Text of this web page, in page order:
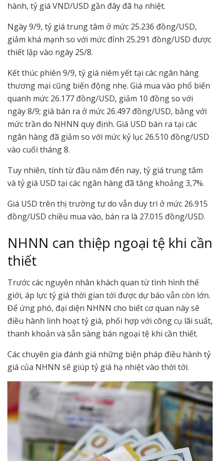
hành, tỷ giá VND/USD gần đây đã hạ nhiệt.
Ngày 9/9, tỷ giá trung tâm ở mức 25.236 đồng/USD,
giảm khá mạnh so với mức đỉnh 25.291 đồng/USD được
thiết lập vào ngày 25/8.
Kết thúc phiên 9/9, tỷ giá niêm yết tại các ngân hàng
thương mại cũng biến động nhẹ. Giá mua vào phổ biến
quanh mức 26.177 đồng/USD, giảm 10 đồng so với
ngày 8/9; giá bán ra ở mức 26.497 đồng/USD, bằng với
mức trần do NHNN quy định. Giá USD bán ra tại các
ngân hàng đã giảm so với mức kỷ lục 26.510 đồng/USD
vào cuối tháng 8.
Tuy nhiên, tính từ đầu năm đến nay, tỷ giá trung tâm
và tỷ giá USD tại các ngân hàng đã tăng khoảng 3,7%.
Giá USD trên thị trường tự do vẫn duy trì ở mức 26.915
đồng/USD chiều mua vào, bán ra là 27.015 đồng/USD.
NHNN can thiệp ngoại tệ khi cần
thiết
Trước các nguyên nhân khách quan từ tình hình thế
giới, áp lực tỷ giá thời gian tới được dự báo vẫn còn lớn.
Để ứng phó, đại diện NHNN cho biết cơ quan này sẽ
điều hành linh hoạt tỷ giá, phối hợp với công cụ lãi suất,
thanh khoản và sẵn sàng bán ngoại tệ khi cần thiết.
Các chuyên gia đánh giá những biện pháp điều hành tỷ
giá của NHNN sẽ giúp tỷ giá hạ nhiệt vào thời tới.